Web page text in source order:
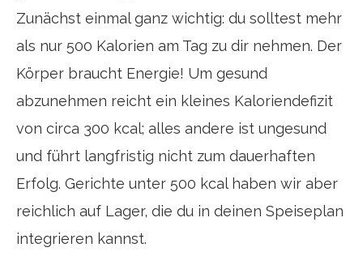
Zunächst einmal ganz wichtig: du solltest mehr
als nur 500 Kalorien am Tag zu dir nehmen. Der
Körper braucht Energie! Um gesund
abzunehmen reicht ein kleines Kaloriendefizit
von circa 300 kcal; alles andere ist ungesund
und führt langfristig nicht zum dauerhaften
Erfolg. Gerichte unter 500 kcal haben wir aber
reichlich auf Lager, die du in deinen Speiseplan
integrieren kannst.